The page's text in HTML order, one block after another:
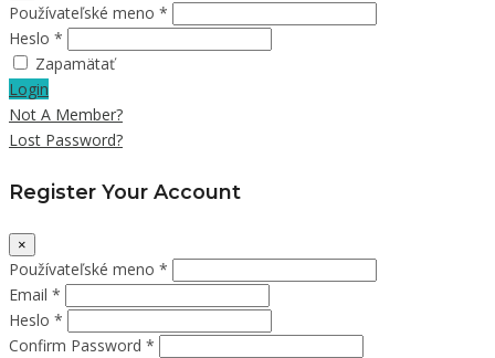
Používateľské meno *
Heslo *
Zapamätať
Login
Not A Member?
Lost Password?
Register Your Account
×
Používateľské meno *
Email *
Heslo *
Confirm Password *